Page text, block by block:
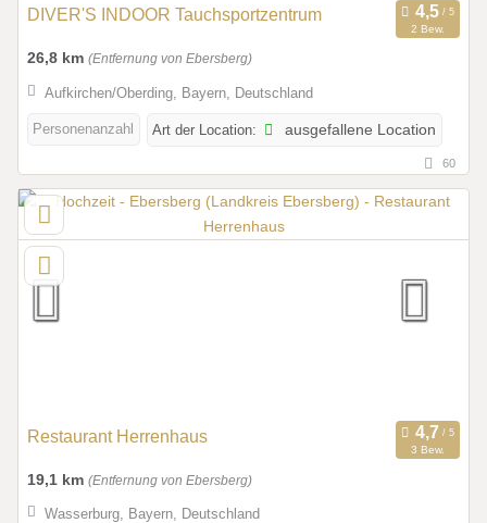
DIVER'S INDOOR Tauchsportzentrum
2 Bew.
26,8 km (Entfernung von Ebersberg)
Aufkirchen/Oberding, Bayern, Deutschland
Personenanzahl Art der Location: ausgefallene Location
60
Restaurant Herrenhaus
3 Bew.
19,1 km (Entfernung von Ebersberg)
Wasserburg, Bayern, Deutschland